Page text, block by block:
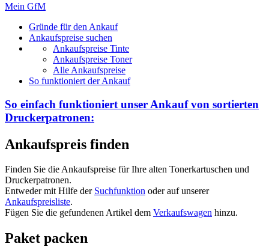
Mein GfM
Gründe für den Ankauf
Ankaufspreise suchen
Ankaufspreise Tinte
Ankaufspreise Toner
Alle Ankaufspreise
So funktioniert der Ankauf
So einfach funktioniert unser Ankauf von sortierten
Druckerpatronen:
Ankaufspreis finden
Finden Sie die Ankaufspreise für Ihre alten Tonerkartuschen und
Druckerpatronen.
Entweder mit Hilfe der Suchfunktion oder auf unserer
Ankaufspreisliste.
Fügen Sie die gefundenen Artikel dem Verkaufswagen hinzu.
Paket packen